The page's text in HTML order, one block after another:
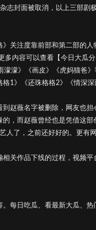
志封面被取消，以上三部剧
关注度靠前部和第二部的
内容可以查看【今日大瓜分
濛濛》《画皮》《虎妈猫爸
1》《还珠格格2》《情深
到赵薇名字被删除，网友也
，而赵薇曾经也是凭借这部
人了，之前还好好的。更有
关作品下线的过程，视频
每日吃瓜、看最新大瓜、